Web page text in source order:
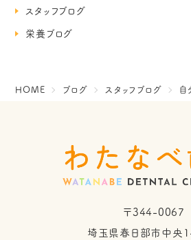
スタッフブログ
栄養ブログ
HOME ブログ スタッフブログ 自
〒344-0067
埼玉県春日部市中央